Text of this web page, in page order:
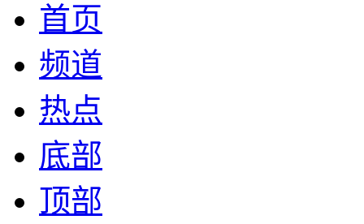
首页
频道
热点
底部
顶部